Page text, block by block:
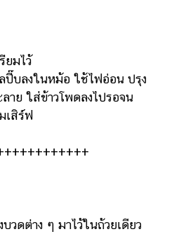
มไว้
บลงในหม้อ ใช้ไฟอ่อน ปรุง
าย ใส่ข้าวโพดลงไปรอจน
เสิร์ฟ
ดต่าง ๆ มาไว้ในถ้วยเดียว